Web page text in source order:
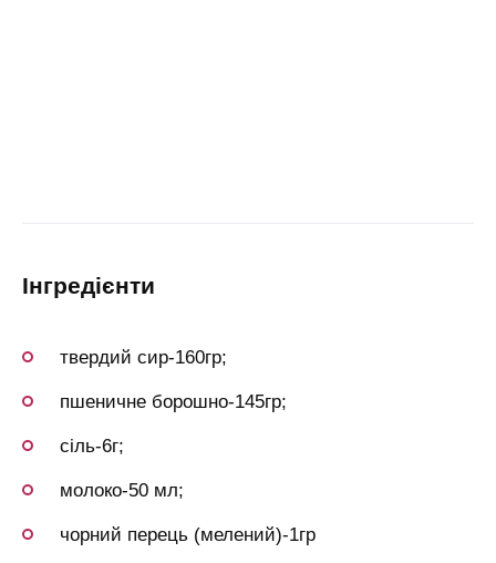
інгредієнти
твердий сир-160гр;
пшеничне борошно-145гр;
сіль-6г;
молоко-50 мл;
чорний перець (мелений)-1гр